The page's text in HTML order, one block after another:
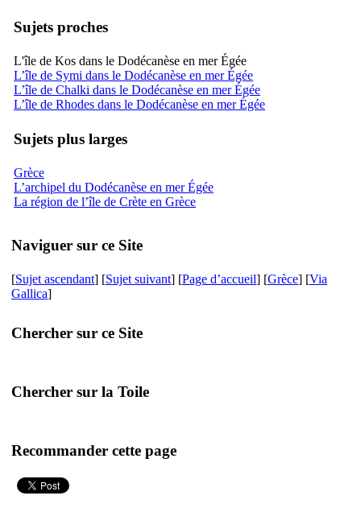
Sujets proches
L'île de Kos dans le Dodécanèse en mer Égée
L’île de Symi dans le Dodécanèse en mer Égée
L’île de Chalki dans le Dodécanèse en mer Égée
L’île de Rhodes dans le Dodécanèse en mer Égée
Sujets plus larges
Grèce
L’archipel du Dodécanèse en mer Égée
La région de l’île de Crète en Grèce
Naviguer sur ce Site
[Sujet ascendant] [Sujet suivant] [Page d’accueil] [Grèce] [Via
Gallica]
Chercher sur ce Site
Chercher sur la Toile
Recommander cette page